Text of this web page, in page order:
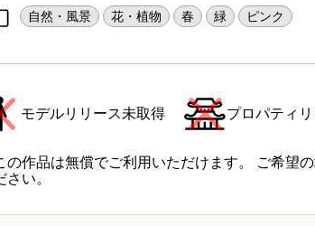
自然・風景 花・植物 春 緑 ピンク
モデルリリース未取得 プロパティ
の作品は無償でご利用いただけます。 ご希望
さい。